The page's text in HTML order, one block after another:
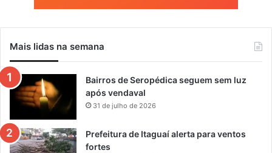
r
iMais lidas na semana
Bairros de Seropédica seguem sem luz
após vendaval
31 de julho de 2026
Prefeitura de Itaguaí alerta para ventos
fortes